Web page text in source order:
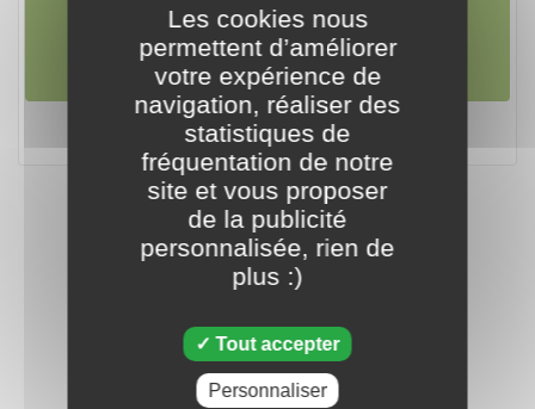
30 mai 2023
Tripeaks - 30 mai 2023
Les cookies nous
permettent d’améliorer
votre expérience de
navigation, réaliser des
statistiques de
fréquentation de notre
site et vous proposer
de la publicité
personnalisée, rien de
plus :)
Tout accepter
Personnaliser